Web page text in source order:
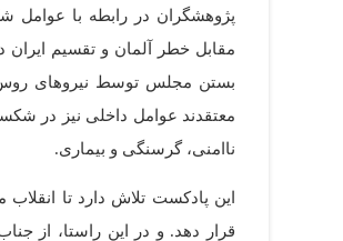
پژوهشگران در رابطه با
بستن مجلس توسط نیروهای
معتقدند عوامل داخلی نیز در
ناامنی، گرسنگی و بیماری.
این پادکست تلاش دارد تا
قرار دهد. و در این راستا، از